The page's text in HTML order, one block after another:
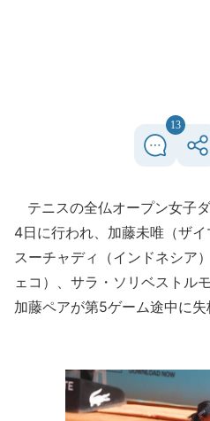
13
テニスの全仏オープン女子
4日に行われ、加藤未唯（ザ
スーチャディ（インドネシア
ェコ）、サラ・ソリベストル
加藤ペアが第5ゲーム途中に失